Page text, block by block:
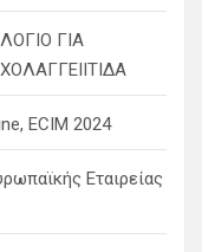
ΓΙΑ
ECIM 2024
Εταιρείας